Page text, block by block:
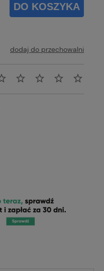
DO KOSZYKA
dodaj do przechowalni